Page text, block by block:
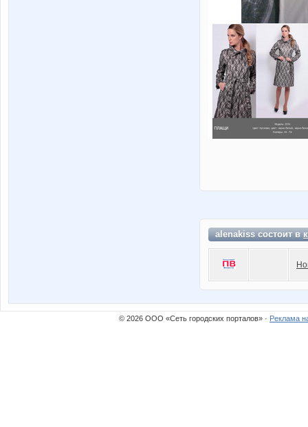
alenakiss состоит в
© 2026 ООО «Сеть городских порталов» · Реклама